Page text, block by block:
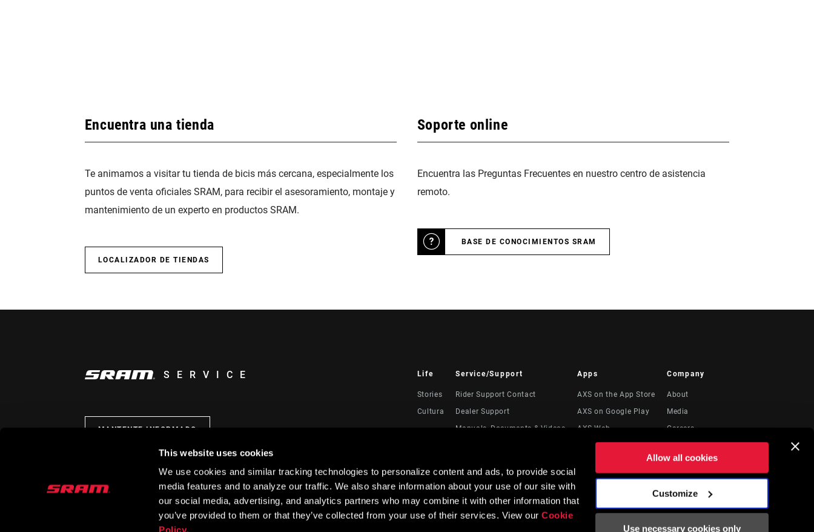
This website uses cookies
We use cookies and similar tracking technologies to personalize content and ads, to provide social
media features and to analyze our traffic. We also share information about your use of our site with
our social media, advertising, and analytics partners who may combine it with other information that
you’ve provided to them or that they’ve collected from your use of their services. View ourCookie
Policy.
Allow all cookies
Customize
Use necessary cookies only
Encuentra una tienda
Te animamos a visitar tu tienda de bicis más cercana, especialmente los
puntos de venta oficiales SRAM, para recibir el asesoramiento, montaje y
mantenimiento de un experto en productos SRAM.
LOCALIZADOR DE TIENDAS
Soporte online
Encuentra las Preguntas Frecuentes en nuestro centro de asistencia
remoto.
BASE DE CONOCIMIENTOS SRAM
SERVICE
MANTENTE INFORMADO
Life
Stories
Cultura
Service/Support
Rider Support Contact
Dealer Support
Manuals, Documents & Videos
Registración del producto
Service Direct
Apps
AXS on the App Store
AXS on Google Play
AXS Web
Company
About
Media
Careers
Locations
Recursos Legales